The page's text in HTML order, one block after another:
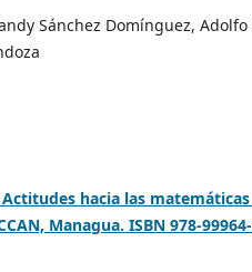
Sánchez Domínguez,
Actitudes hacia las
Managua. ISBN 978-